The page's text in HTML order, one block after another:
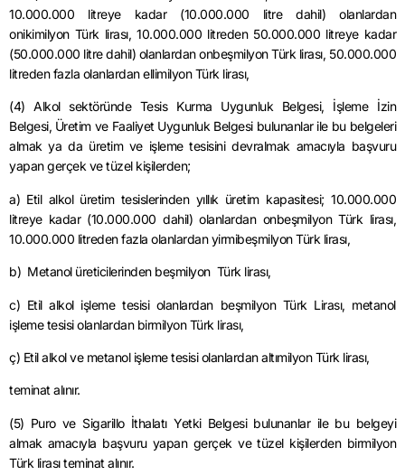
10.000.000 litreye kadar (10.000.000 litre dahil) olanlardan
onikimilyon Türk lirası, 10.000.000 litreden 50.000.000 litreye kadar
(50.000.000 litre dahil) olanlardan onbeşmilyon Türk lirası, 50.000.000
litreden fazla olanlardan ellimilyon Türk lirası,
(4) Alkol sektöründe Tesis Kurma Uygunluk Belgesi, İşleme İzin
Belgesi, Üretim ve Faaliyet Uygunluk Belgesi bulunanlar ile bu belgeleri
almak ya da üretim ve işleme tesisini devralmak amacıyla başvuru
yapan gerçek ve tüzel kişilerden;
a) Etil alkol üretim tesislerinden yıllık üretim kapasitesi; 10.000.000
litreye kadar (10.000.000 dahil) olanlardan onbeşmilyon Türk lirası,
10.000.000 litreden fazla olanlardan yirmibeşmilyon Türk lirası,
b) Metanol üreticilerinden beşmilyon Türk lirası,
c) Etil alkol işleme tesisi olanlardan beşmilyon Türk Lirası, metanol
işleme tesisi olanlardan birmilyon Türk lirası,
ç) Etil alkol ve metanol işleme tesisi olanlardan altımilyon Türk lirası,
teminat alınır.
(5) Puro ve Sigarillo İthalatı Yetki Belgesi bulunanlar ile bu belgeyi
almak amacıyla başvuru yapan gerçek ve tüzel kişilerden birmilyon
Türk lirası teminat alınır.